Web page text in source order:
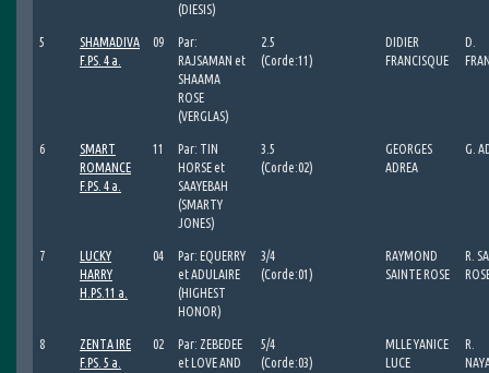
(DIESIS)
5
SHAMADIVA
F.PS. 4 a.
09
Par:
RAJSAMAN et
SHAAMA
ROSE
(VERGLAS)
2.5
(Corde:11)
DIDIER
FRANCISQUE
D.
6
SMART
ROMANCE
F.PS. 4 a.
11
Par: TIN
HORSE et
SAAYEBAH
(SMARTY
JONES)
3.5
(Corde:02)
GEORGES
ADREA
G.
7
LUCKY
HARRY
H.PS.11 a.
04
Par: EQUERRY
et ADULAIRE
(HIGHEST
HONOR)
3/4
(Corde:01)
RAYMOND
SAINTE ROSE
R.
8
ZENTA IRE
F.PS. 5 a.
02
Par: ZEBEDEE
et LOVE AND
5/4
(Corde:03)
MLLE YANICE
LUCE
R.